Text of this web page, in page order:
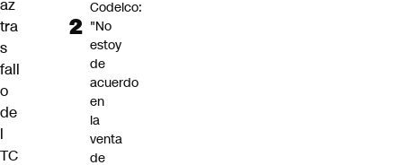
az
tra
s
fall
o
de
l
TC
Codelco:
"No
estoy
de
acuerdo
en
la
venta
de